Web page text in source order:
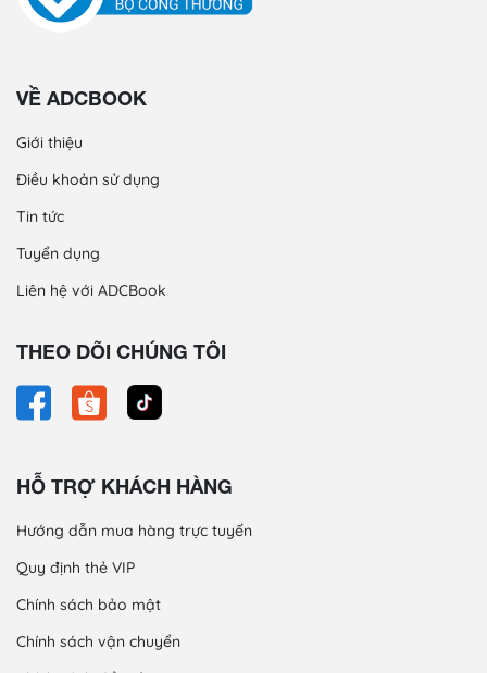
VỀ ADCBOOK
Giới thiệu
Điều khoản sử dụng
Tin tức
Tuyển dụng
Liên hệ với ADCBook
THEO DÕI CHÚNG TÔI
HỖ TRỢ KHÁCH HÀNG
Hướng dẫn mua hàng trực tuyến
Quy định thẻ VIP
Chính sách bảo mật
Chính sách vận chuyển